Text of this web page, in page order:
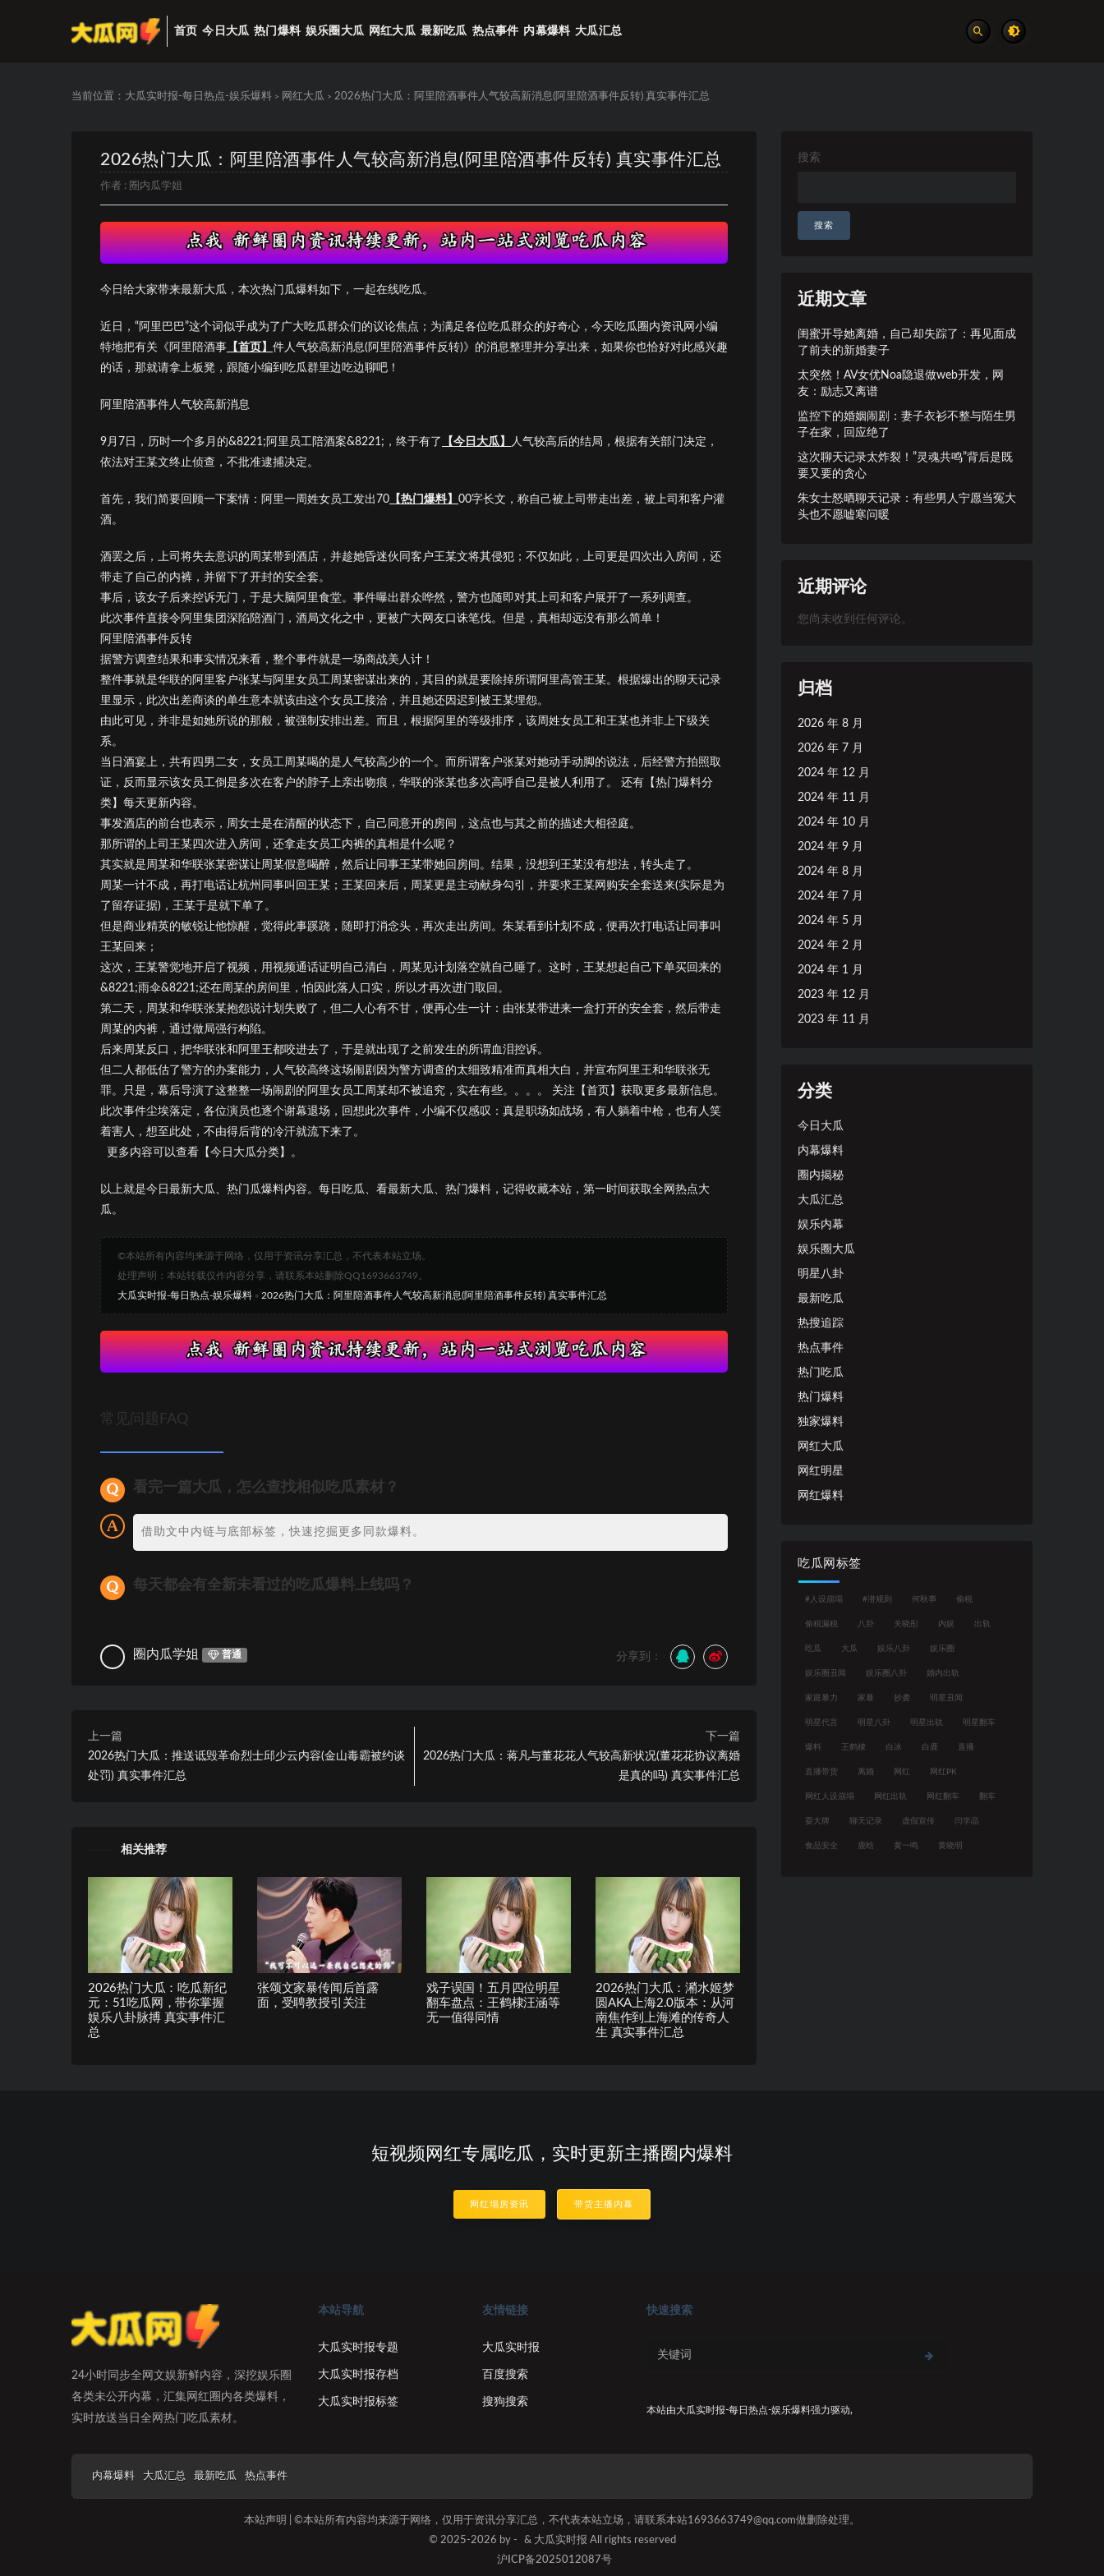
首页 今日大瓜 热门爆料 娱乐圈大瓜 网红大瓜 最新吃瓜 热点事件 内幕爆料 大瓜汇总
当前位置： 大瓜实时报-每日热点-娱乐爆料 > 网红大瓜 > 2026热门大瓜：阿里陪酒事件人气较高新消息(阿里陪酒事件反转) 真实事件汇总
2026热门大瓜：阿里陪酒事件人气较高新消息(阿里陪酒事件反转) 真实事件汇总
作者 : 圈内瓜学姐
今日给大家带来最新大瓜，本次热门瓜爆料如下，一起在线吃瓜。
近日，“阿里巴巴”这个词似乎成为了广大吃瓜群众们的议论焦点；为满足各位吃瓜群众的好奇心，今天吃瓜圈内资讯网小编
特地把有关《阿里陪酒事 【首页】 件人气较高新消息(阿里陪酒事件反转)》的消息整理并分享出来，如果你也恰好对此感兴趣
的话，那就请拿上板凳，跟随小编到吃瓜群里边吃边聊吧！
阿里陪酒事件人气较高新消息
9月7日，历时一个多月的&8221;阿里员工陪酒案&8221;，终于有了 【今日大瓜】
人气较高后的结局，根据有关部门决定，
依法对王某文终止侦查，不批准逮捕决定。
首先，我们简要回顾一下案情：阿里一周姓女员工发出70 【热门爆料】 00字长文，称自己被上司带走出差，被上司和客户灌
酒。
酒罢之后，上司将失去意识的周某带到酒店，并趁她昏迷伙同客户王某文将其侵犯；不仅如此，上司更是四次出入房间，还
带走了自己的内裤，并留下了开封的安全套。
事后，该女子后来控诉无门，于是大脑阿里食堂。事件曝出群众哗然，警方也随即对其上司和客户展开了一系列调查。
此次事件直接令阿里集团深陷陪酒门，酒局文化之中，更被广大网友口诛笔伐。但是，真相却远没有那么简单！
阿里陪酒事件反转
据警方调查结果和事实情况来看，整个事件就是一场商战美人计！
整件事就是华联的阿里客户张某与阿里女员工周某密谋出来的，其目的就是要除掉所谓阿里高管王某。根据爆出的聊天记录
里显示，此次出差商谈的单生意本就该由这个女员工接洽，并且她还因迟到被王某埋怨。
由此可见，并非是如她所说的那般，被强制安排出差。而且，根据阿里的等级排序，该周姓女员工和王某也并非上下级关
系。
当日酒宴上，共有四男二女，女员工周某喝的是人气较高少的一个。而所谓客户张某对她动手动脚的说法，后经警方拍照取
证，反而显示该女员工倒是多次在客户的脖子上亲出吻痕，华联的张某也多次高呼自己是被人利用了。 还有【热门爆料分
类】每天更新内容。
事发酒店的前台也表示，周女士是在清醒的状态下，自己同意开的房间，这点也与其之前的描述大相径庭。
那所谓的上司王某四次进入房间，还拿走女员工内裤的真相是什么呢？
其实就是周某和华联张某密谋让周某假意喝醉，然后让同事王某带她回房间。结果，没想到王某没有想法，转头走了。
周某一计不成，再打电话让杭州同事叫回王某；王某回来后，周某更是主动献身勾引，并要求王某网购安全套送来(实际是为
了留存证据)，王某于是就下单了。
但是商业精英的敏锐让他惊醒，觉得此事蹊跷，随即打消念头，再次走出房间。朱某看到计划不成，便再次打电话让同事叫
王某回来；
这次，王某警觉地开启了视频，用视频通话证明自己清白，周某见计划落空就自己睡了。这时，王某想起自己下单买回来的
&8221;雨伞&8221;还在周某的房间里，怕因此落人口实，所以才再次进门取回。
第二天，周某和华联张某抱怨说计划失败了，但二人心有不甘，便再心生一计：由张某带进来一盒打开的安全套，然后带走
周某的内裤，通过做局强行构陷。
后来周某反口，把华联张和阿里王都咬进去了，于是就出现了之前发生的所谓血泪控诉。
但二人都低估了警方的办案能力，人气较高终这场闹剧因为警方调查的太细致精准而真相大白，并宣布阿里王和华联张无
罪。只是，幕后导演了这整整一场闹剧的阿里女员工周某却不被追究，实在有些。。。。 关注【首页】获取更多最新信息。
此次事件尘埃落定，各位演员也逐个谢幕退场，回想此次事件，小编不仅感叹：真是职场如战场，有人躺着中枪，也有人笑
着害人，想至此处，不由得后背的冷汗就流下来了。
更多内容可以查看【今日大瓜分类】。
以上就是今日最新大瓜、热门瓜爆料内容。每日吃瓜、看最新大瓜、热门爆料，记得收藏本站，第一时间获取全网热点大
瓜。
©本站所有内容均来源于网络，仅用于资讯分享汇总，不代表本站立场。
处理声明：本站转载仅作内容分享，请联系本站删除QQ1693663749。
大瓜实时报-每日热点-娱乐爆料 » 2026热门大瓜：阿里陪酒事件人气较高新消息(阿里陪酒事件反转) 真实事件汇总
常见问题FAQ
看完一篇大瓜，怎么查找相似吃瓜素材？
借助文中内链与底部标签，快速挖掘更多同款爆料。
每天都会有全新未看过的吃瓜爆料上线吗？
圈内瓜学姐 普通 分享到：
上一篇
2026热门大瓜：推送诋毁革命烈士邱少云内容(金山毒霸被约谈
处罚) 真实事件汇总
下一篇
2026热门大瓜：蒋凡与董花花人气较高新状况(董花花协议离婚
是真的吗) 真实事件汇总
相关推荐
2026热门大瓜：吃瓜新纪
元：51吃瓜网，带你掌握
娱乐八卦脉搏 真实事件汇
总
张颂文家暴传闻后首露
面，受聘教授引关注
戏子误国！五月四位明星
翻车盘点：王鹤棣汪涵等
无一值得同情
2026热门大瓜：潲水姬梦
圆AKA上海2.0版本：从河
南焦作到上海滩的传奇人
生 真实事件汇总
搜索
搜索
近期文章
闺蜜开导她离婚，自己却失踪了：再见面成
了前夫的新婚妻子
太突然！AV女优Noa隐退做web开发，网
友：励志又离谱
监控下的婚姻闹剧：妻子衣衫不整与陌生男
子在家，回应绝了
这次聊天记录太炸裂！”灵魂共鸣”背后是既
要又要的贪心
朱女士怒晒聊天记录：有些男人宁愿当冤大
头也不愿嘘寒问暖
近期评论
您尚未收到任何评论。
归档
2026 年 8 月
2026 年 7 月
2024 年 12 月
2024 年 11 月
2024 年 10 月
2024 年 9 月
2024 年 8 月
2024 年 7 月
2024 年 5 月
2024 年 2 月
2024 年 1 月
2023 年 12 月
2023 年 11 月
分类
今日大瓜
内幕爆料
圈内揭秘
大瓜汇总
娱乐内幕
娱乐圈大瓜
明星八卦
最新吃瓜
热搜追踪
热点事件
热门吃瓜
热门爆料
独家爆料
网红大瓜
网红明星
网红爆料
吃瓜网标签
#人设崩塌 #潜规则 何秋亊 偷税
偷税漏税 八卦 关晓彤 内娱 出轨
吃瓜 大瓜 娱乐八卦 娱乐圈
娱乐圈丑闻 娱乐圈八卦 婚内出轨
家庭暴力 家暴 抄袭 明星丑闻
明星代言 明星八卦 明星出轨 明星翻车
爆料 王鹤棣 白冰 白鹿 直播
直播带货 离婚 网红 网红PK
网红人设崩塌 网红出轨 网红翻车 翻车
耍大牌 聊天记录 虚假宣传 闫学晶
食品安全 鹿晗 黄一鸣 黄晓明
短视频网红专属吃瓜，实时更新主播圈内爆料
网红塌房资讯 带货主播内幕
24小时同步全网文娱新鲜内容，深挖娱乐圈
各类未公开内幕，汇集网红圈内各类爆料，
实时放送当日全网热门吃瓜素材。
本站导航
大瓜实时报专题
大瓜实时报存档
大瓜实时报标签
友情链接
大瓜实时报
百度搜索
搜狗搜索
快速搜索
本站由大瓜实时报-每日热点-娱乐爆料强力驱动,
内幕爆料 大瓜汇总 最新吃瓜 热点事件
本站声明 | ©本站所有内容均来源于网络，仅用于资讯分享汇总，不代表本站立场，请联系本站1693663749@qq.com做删除处理。
© 2025-2026 by -
& 大瓜实时报 All rights reserved
沪ICP备2025012087号